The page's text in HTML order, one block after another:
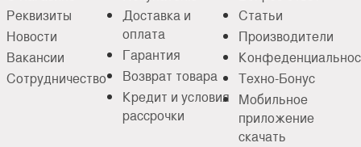
Реквизиты
Новости
Вакансии
Сотрудничество
Доставка и
оплата
Гарантия
Возврат товара
Кредит и условия
рассрочки
Статьи
Производители
Техно-Бонус
Мобильное
приложение
скачать